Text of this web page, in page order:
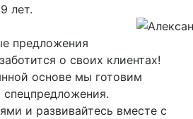
лет.
предложения
о своих клиентах!
основе мы готовим
и развивайтесь вместе с